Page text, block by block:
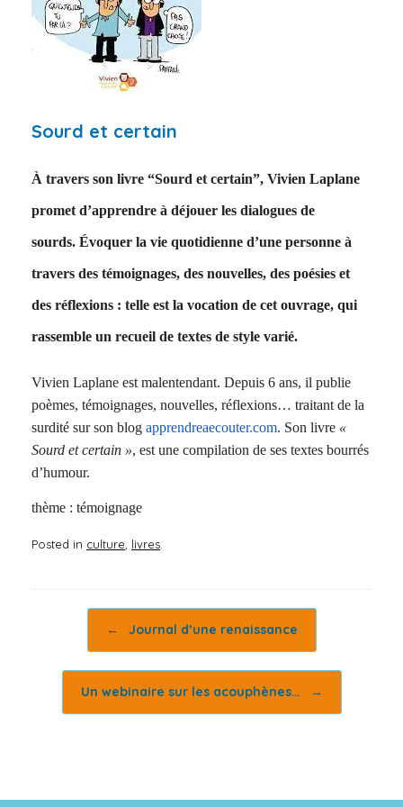
Sourd et certain
À travers son livre “Sourd et certain”, Vivien Laplane
promet d’apprendre à déjouer les dialogues de
sourds. Évoquer la vie quotidienne d’une personne à
travers des témoignages, des nouvelles, des poésies et
des réflexions : telle est la vocation de cet ouvrage, qui
rassemble un recueil de textes de style varié.
Vivien Laplane est malentendant. Depuis 6 ans, il publie
poèmes, témoignages, nouvelles, réflexions… traitant de la
surdité sur son blog apprendreaecouter.com. Son livre «
Sourd et certain », est une compilation de ses textes bourrés
d’humour.
thème : témoignage
Posted in culture livres
← Journal d’une renaissance
Un webinaire sur les acouphènes… →